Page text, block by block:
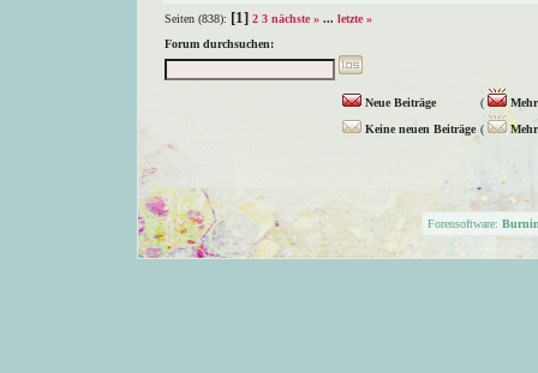
Seiten (838): [1] 2 3 nächste » ... letzte »
Forum durchsuchen:
Neue Beiträge (
Keine neuen Beiträge (
Forensoftware: